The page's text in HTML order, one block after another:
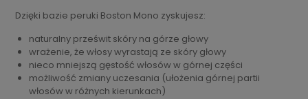
Dzięki bazie peruki Boston Mono zyskujesz:
naturalny prześwit skóry na górze głowy
wrażenie, że włosy wyrastają ze skóry głowy
nieco mniejszą gęstość włosów w górnej części
możliwość zmiany uczesania (ułożenia górnej partii
włosów w różnych kierunkach)